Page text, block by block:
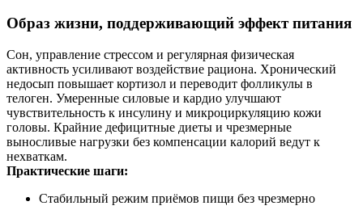
Образ жизни, поддерживающий эффект питания
Сон, управление стрессом и регулярная физическая
активность усиливают воздействие рациона. Хронический
недосып повышает кортизол и переводит фолликулы в
телоген. Умеренные силовые и кардио улучшают
чувствительность к инсулину и микроциркуляцию кожи
головы. Крайние дефицитные диеты и чрезмерные
выносливые нагрузки без компенсации калорий ведут к
нехваткам.
Практические шаги:
Стабильный режим приёмов пищи без чрезмерно